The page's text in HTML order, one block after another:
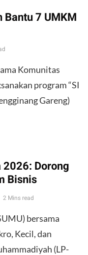
Bantu 7 UMKM
Komunitas
program “SI
Gareng)
2026: Dorong
Bisnis
2 Mins read
bersama
Kecil, dan
(LP-